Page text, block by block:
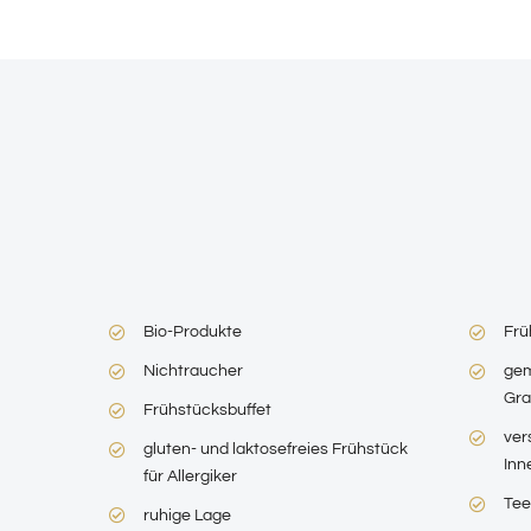
Bio-Produkte
Nichtraucher
Frühstücksbuffet
gluten- und laktosefreies Frühstück
für Allergiker
ruhige Lage